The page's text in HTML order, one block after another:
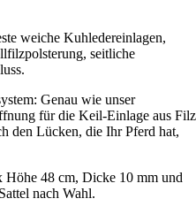
weiche Kuhledereinlagen,
seitliche
Genau wie unser
für die Keil-Einlage aus Filz
den Lücken, die Ihr Pferd hat,
Höhe 48 cm, Dicke 10 mm und
nach Wahl.